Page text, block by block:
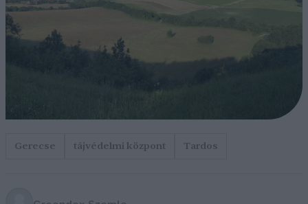
Gerecse tájvédelmi központ Tardos